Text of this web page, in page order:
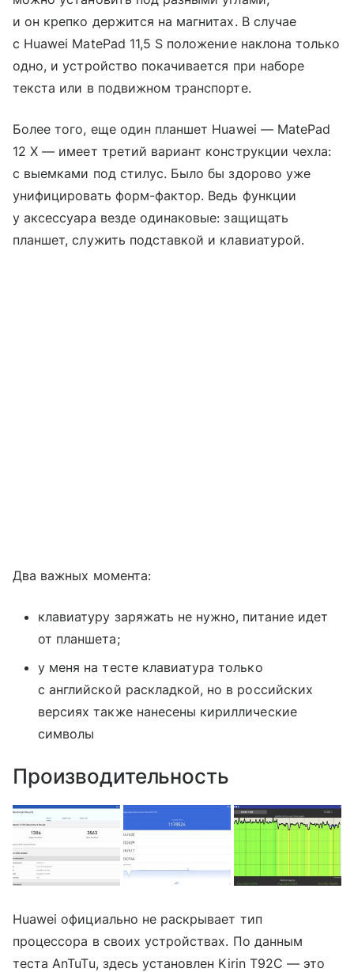
и он крепко держится на магнитах. В случае
с Huawei MatePad 11,5 S положение наклона только
одно, и устройство покачивается при наборе
текста или в подвижном транспорте.
Более того, еще один планшет Huawei — MatePad
12 X — имеет третий вариант конструкции чехла:
с выемками под стилус. Было бы здорово уже
унифицировать форм-фактор. Ведь функции
у аксессуара везде одинаковые: защищать
планшет, служить подставкой и клавиатурой.
Два важных момента:
клавиатуру заряжать не нужно, питание идет
от планшета;
у меня на тесте клавиатура только
с английской раскладкой, но в российских
версиях также нанесены кириллические
символы
Производительность
Huawei официально не раскрывает тип
процессора в своих устройствах. По данным
теста AnTuTu, здесь установлен Kirin T92C — это